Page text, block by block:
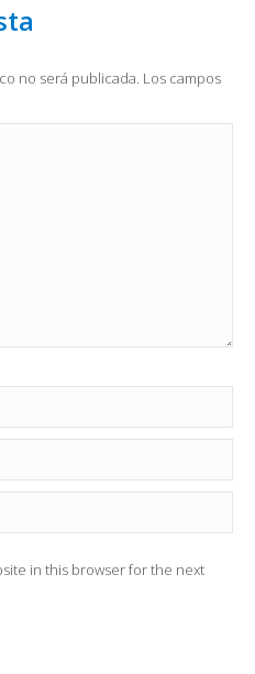
no será publicada. Los campos
in this browser for the next